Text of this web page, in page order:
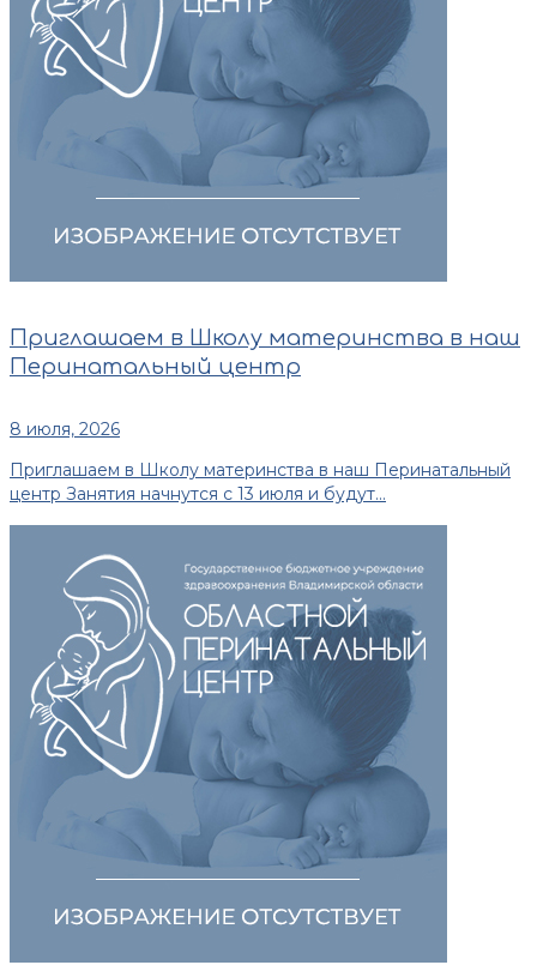
Приглашаем в Школу материнства в наш
Перинатальный центр
8 июля, 2026
Приглашаем в Школу материнства в наш Перинатальный
центр Занятия начнутся с 13 июля и будут...